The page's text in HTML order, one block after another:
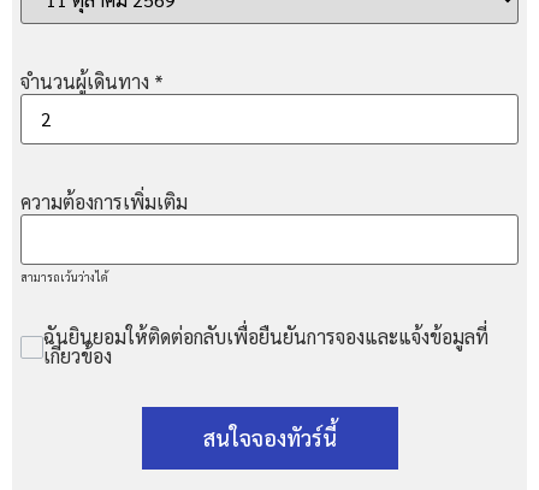
จำนวนผู้เดินทาง *
ความต้องการเพิ่มเติม
สามารถเว้นว่างได้
ฉันยินยอมให้ติดต่อกลับเพื่อยืนยันการจองและแจ้งข้อมูลที่
เกี่ยวข้อง
สนใจจองทัวร์นี้